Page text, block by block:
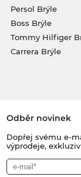
Persol Brýle
Boss Brýle
Tommy Hilfiger
Carrera Brýle
Odběr novinek
Dopřej svému e-
výprodeje,